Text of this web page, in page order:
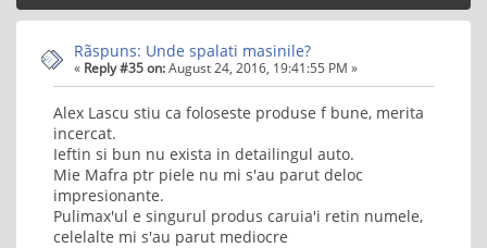
Rãspuns: Unde spalati masinile?
« Reply #35 on:August 24, 2016, 19:41:55 PM »
Alex Lascu stiu ca foloseste produse f bune, merita
incercat.
Ieftin si bun nu exista in detailingul auto.
Mie Mafra ptr piele nu mi s'au parut deloc
impresionante.
Pulimax'ul e singurul produs caruia'i retin numele,
celelalte mi s'au parut mediocre